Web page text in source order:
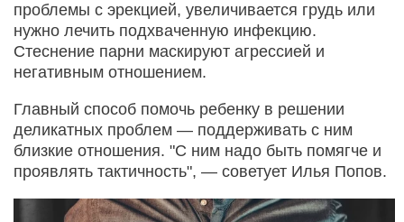
проблемы с эрекцией, увеличивается грудь или
нужно лечить подхваченную инфекцию.
Стеснение парни маскируют агрессией и
негативным отношением.
Главный способ помочь ребенку в решении
деликатных проблем — поддерживать с ним
близкие отношения. "С ним надо быть помягче и
проявлять тактичность", — советует Илья Попов.